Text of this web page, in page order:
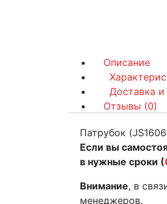
Описание
Доставка и
Отзывы (0)
Патрубок
Если вы
в нужные сроки (
Внимание, в
менеджеров.